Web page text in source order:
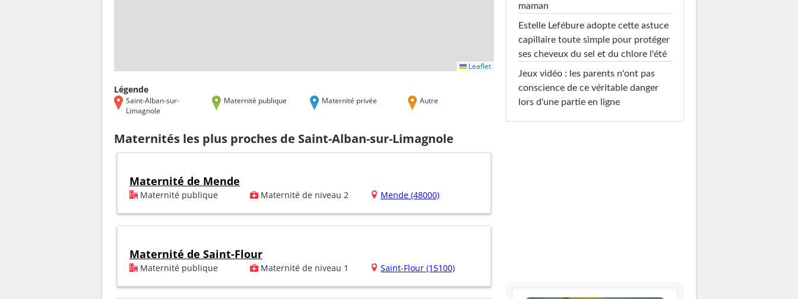
Leaflet
Légende
Saint-Alban-sur-
Limagnole
Maternité publique Maternité privée Autre
Maternités les plus proches de Saint-Alban-sur-Limagnole
Maternité de Mende
Maternité publique Maternité de niveau 2 Mende (48000)
Maternité de Saint-Flour
Maternité publique Maternité de niveau 1 Saint-Flour (15100)
maman
Estelle Lefébure adopte cette astuce
capillaire toute simple pour protéger
ses cheveux du sel et du chlore l'été
Jeux vidéo : les parents n'ont pas
conscience de ce véritable danger
lors d'une partie en ligne